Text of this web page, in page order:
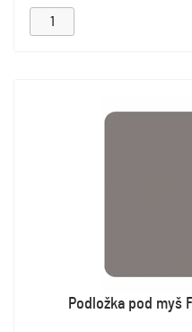
Podložka pod myš